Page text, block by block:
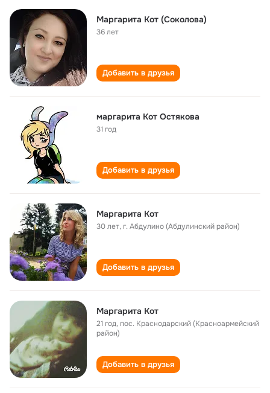
Маргарита Кот (Соколова)
36 лет
Добавить в друзья
маргарита Кот Остякова
31 год
Добавить в друзья
Маргарита Кот
30 лет,г. Абдулино (Абдулинский район)
Добавить в друзья
Маргарита Кот
21 год,пос. Краснодарский (Красноармейский
район)
Добавить в друзья